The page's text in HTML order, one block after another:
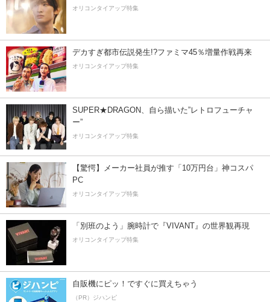
オリコンタイアップ特集
デカすぎ都市伝説発生!?ファミマ45％増量作戦再来
オリコンタイアップ特集
SUPER★DRAGON、自ら描いた”レトロフューチャ
ー”
オリコンタイアップ特集
【驚愕】メーカー社員が推す「10万円台」神コスパ
PC
オリコンタイアップ特集
「別班のよう」腕時計で『VIVANT』の世界観再現
オリコンタイアップ特集
自販機にピッ！ですぐに買えちゃう
（PR）ジハンピ